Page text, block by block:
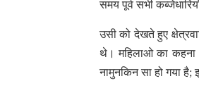
समय पूर्व सभी
उसी को देखते हुए
थे। महिलाओ का कहना
नामुनकिन सा हो गया है;